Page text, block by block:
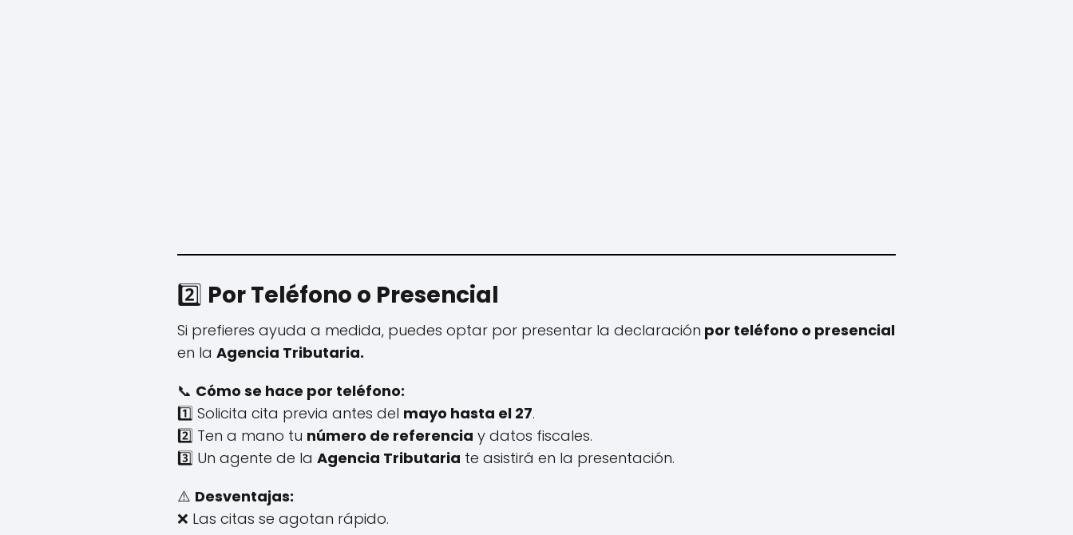
2️⃣ Por Teléfono o Presencial
Si prefieres ayuda a medida, puedes optar por presentar la declaración por teléfono o presencial
en la Agencia Tributaria.
📞 Cómo se hace por teléfono:
1️⃣ Solicita cita previa antes del mayo hasta el 27.
2️⃣ Ten a mano tu número de referencia y datos fiscales.
3️⃣ Un agente de la Agencia Tributaria te asistirá en la presentación.
⚠️ Desventajas:
❌ Las citas se agotan rápido.